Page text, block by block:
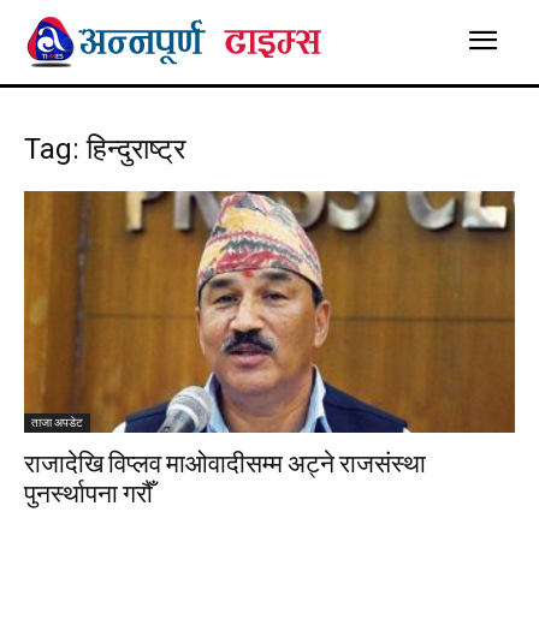
Tag: हिन्दुराष्ट्र
ताजा अपडेट
राजादेखि विप्लव माओवादीसम्म अट्ने राजसंस्था
पुनर्स्थापना गरौँ